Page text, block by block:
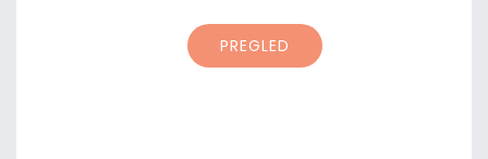
PREGLED